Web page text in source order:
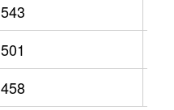
543
501
458